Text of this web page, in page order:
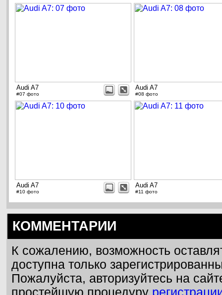
Audi A7
#07 фото
Audi A7
#08 фото
Audi A7
#10 фото
Audi A7
#11 фото
КОММЕНТАРИИ
К сожалению, возможность
доступна только
Пожалуйста, авторизуйтесь на